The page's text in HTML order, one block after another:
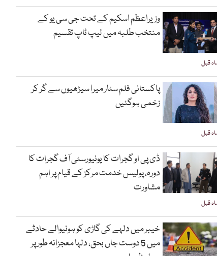
وزیراعظم اسکیم کے تحت جی سی یو کے
منتخب طلبہ میں لیپ ٹاپ تقسیم
پاکستانی فلم سٹار میرا سیڑھیوں سے گر کر
زخمی ہوگئیں
ڈی پی او گجرات کا یونیورسٹی آف گجرات کا
دورہ، پولیس خدمت مرکز کے قیام پر اہم
مشاورت
خیبر میں دلہے کی گاڑی کو ہونیوالے حادثے
میں 5 دوست جاں بحق، دلہا معجزانہ طور پر